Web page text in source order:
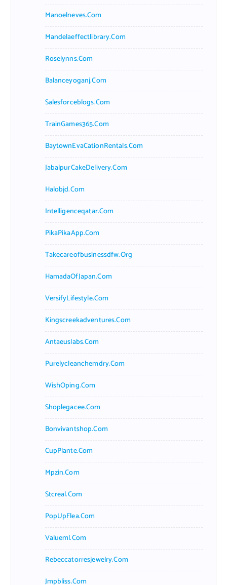
Manoelneves.com
Mandelaeffectlibrary.com
Roselynns.com
Balanceyoganj.com
Salesforceblogs.com
TrainGames365.com
BaytownEvaCationRentals.com
JabalpurCakeDelivery.com
Halobjd.com
Intelligenceqatar.com
PikaPikaApp.com
Takecareofbusinessdfw.org
HamadaOfJapan.com
VersifyLifestyle.com
Kingscreekadventures.com
Antaeuslabs.com
Purelycleanchemdry.com
WishOping.com
Shoplegacee.com
Bonvivantshop.com
CupPlante.com
Mpzin.com
Stcreal.com
PopUpFlea.com
Valueml.com
Rebeccatorresjewelry.com
Jmpbliss.com